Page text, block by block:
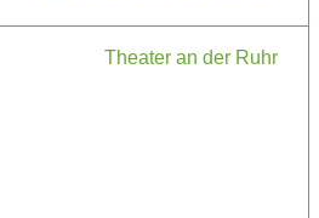
Theater an der Ruhr